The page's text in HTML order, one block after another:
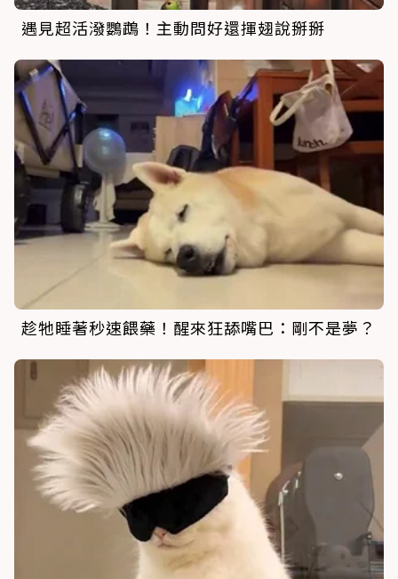
遇見超活潑鸚鵡！主動問好還揮翅說掰掰
趁牠睡著秒速餵藥！醒來狂舔嘴巴：剛不是夢？